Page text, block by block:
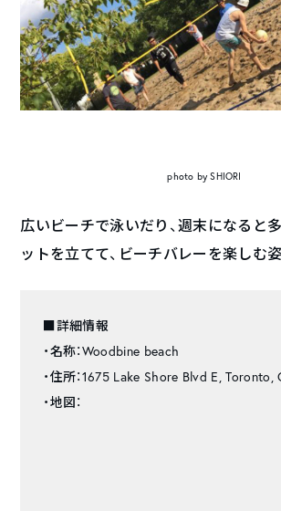
photo by SHIORI
広いビーチで泳いだり、週末になると
ットを立てて、ビーチバレーを楽しむ
■詳細情報
・名称：Woodbine beach
・住所：1675 Lake Shore Blvd E,
・地図：